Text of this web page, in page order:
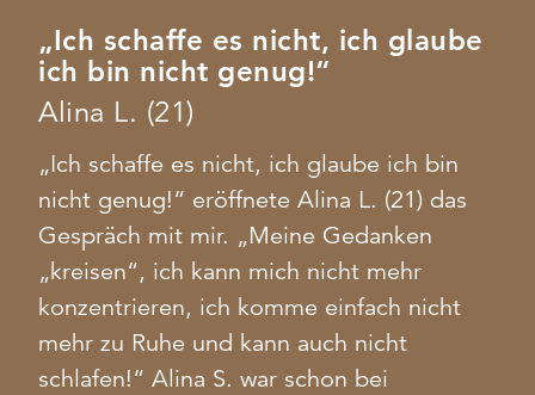
„Ich schaffe es nicht, ich glaube
ich bin nicht genug!“
Alina L. (21)
„Ich schaffe es nicht, ich glaube ich bin
nicht genug!“ eröffnete Alina L. (21) das
Gespräch mit mir. „Meine Gedanken
„kreisen“, ich kann mich nicht mehr
konzentrieren, ich komme einfach nicht
mehr zu Ruhe und kann auch nicht
schlafen!“ Alina S. war schon bei